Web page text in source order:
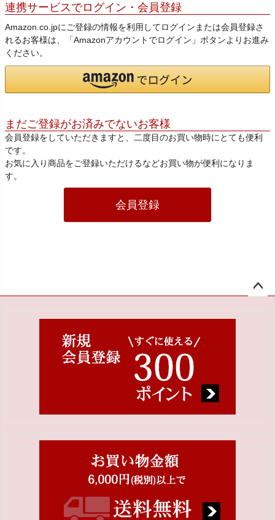
連携サービスでログイン・会員登録
Amazon.co.jpにご登録の情報を利用してログインまたは会員登録さ
れるお客様は、「Amazonアカウントでログイン」ボタンよりお進み
ください。
まだご登録がお済みでないお客様
会員登録をしていただきますと、二度目のお買い物時にとても便利
です。
お気に入り商品をご登録いただけるなどお買い物が便利になりま
す。
会員登録